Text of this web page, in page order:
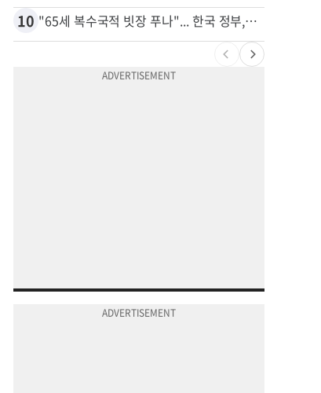
10 "65세 복수국적 빗장 푸나"... 한국 정부, 연령 완화 전면 추진